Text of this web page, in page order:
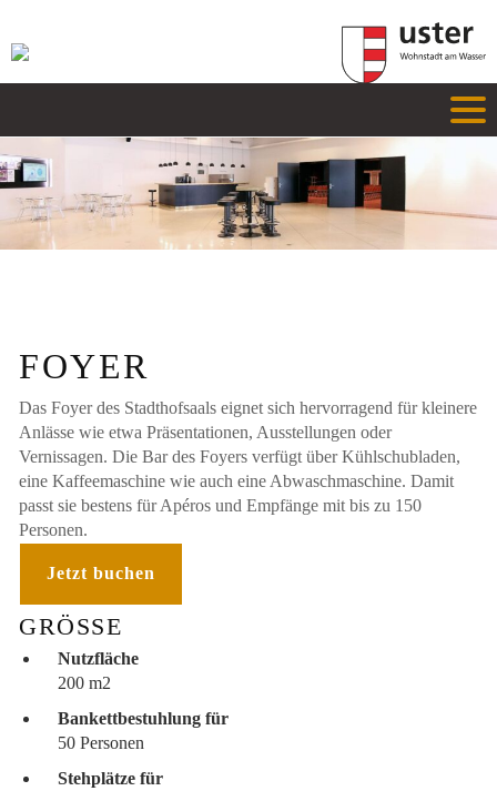
FOYER
Das Foyer des Stadthofsaals eignet sich hervorragend für kleinere
Anlässe wie etwa Präsentationen, Ausstellungen oder
Vernissagen. Die Bar des Foyers verfügt über Kühlschubladen,
eine Kaffeemaschine wie auch eine Abwaschmaschine. Damit
passt sie bestens für Apéros und Empfänge mit bis zu 150
Personen.
Jetzt buchen
GRÖSSE
Nutzfläche
200 m2
Bankettbestuhlung für
50 Personen
Stehplätze für